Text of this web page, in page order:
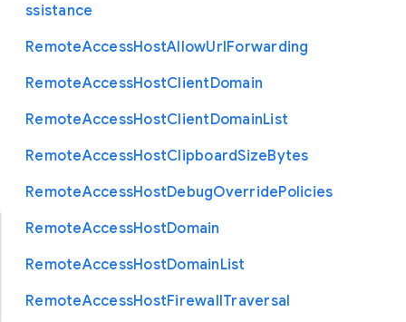
ssistance
RemoteAccessHostAllowUrlForwarding
RemoteAccessHostClientDomain
RemoteAccessHostClientDomainList
RemoteAccessHostClipboardSizeBytes
RemoteAccessHostDebugOverridePolicies
RemoteAccessHostDomain
RemoteAccessHostDomainList
RemoteAccessHostFirewallTraversal